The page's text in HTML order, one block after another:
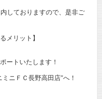
しておりますので、是非ご
メリット】
ートいたします！
ニＦＣ長野高田店”へ！